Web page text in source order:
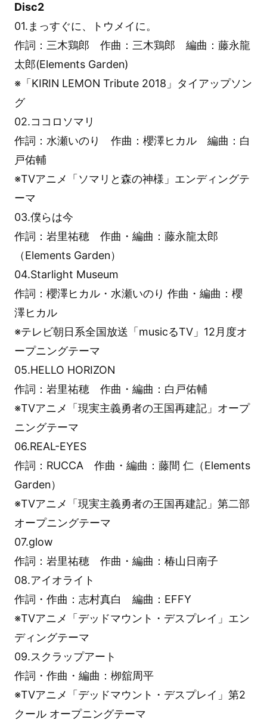
Disc2
01.まっすぐに、トウメイに。
作詞：三木鶏郎 作曲：三木鶏郎 編曲：藤永龍
太郎(Elements Garden)
※「KIRIN LEMON Tribute 2018」タイアップソン
グ
02.ココロソマリ
作詞：水瀬いのり 作曲：櫻澤ヒカル 編曲：白
戸佑輔
※TVアニメ「ソマリと森の神様」エンディングテ
ーマ
03.僕らは今
作詞：岩里祐穂 作曲・編曲：藤永龍太郎
（Elements Garden）
04.Starlight Museum
作詞：櫻澤ヒカル・水瀬いのり 作曲・編曲：櫻
澤ヒカル
※テレビ朝日系全国放送「musicるTV」12月度オ
ープニングテーマ
05.HELLO HORIZON
作詞：岩里祐穂 作曲・編曲：白戸佑輔
※TVアニメ「現実主義勇者の王国再建記」オープ
ニングテーマ
06.REAL-EYES
作詞：RUCCA 作曲・編曲：藤間 仁（Elements
Garden）
※TVアニメ「現実主義勇者の王国再建記」第二部
オープニングテーマ
07.glow
作詞：岩里祐穂 作曲・編曲：椿山日南子
08.アイオライト
作詞・作曲：志村真白 編曲：EFFY
※TVアニメ「デッドマウント・デスプレイ」エン
ディングテーマ
09.スクラップアート
作詞・作曲・編曲：栁舘周平
※TVアニメ「デッドマウント・デスプレイ」第2
クール オープニングテーマ